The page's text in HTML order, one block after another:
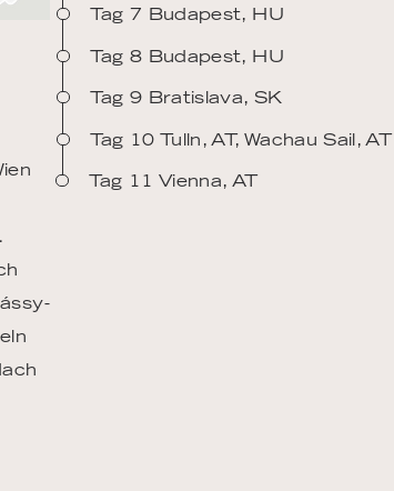
Tag 7 Budapest, HU
Tag 8 Budapest, HU
Tag 9 Bratislava, SK
Tag 10 Tulln, AT, Wachau Sail, AT
Tag 11 Vienna, AT